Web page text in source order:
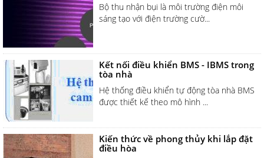
Bộ thu nhận bụi là môi trường điện môi
sáng tạo với điện trường cườ...
Kết nối điều khiển BMS - IBMS trong
tòa nhà
Hệ thống điều khiển tự động tòa nhà BMS
được thiết kế theo mô hình ...
Kiến thức về phong thủy khi lắp đặt
điều hòa